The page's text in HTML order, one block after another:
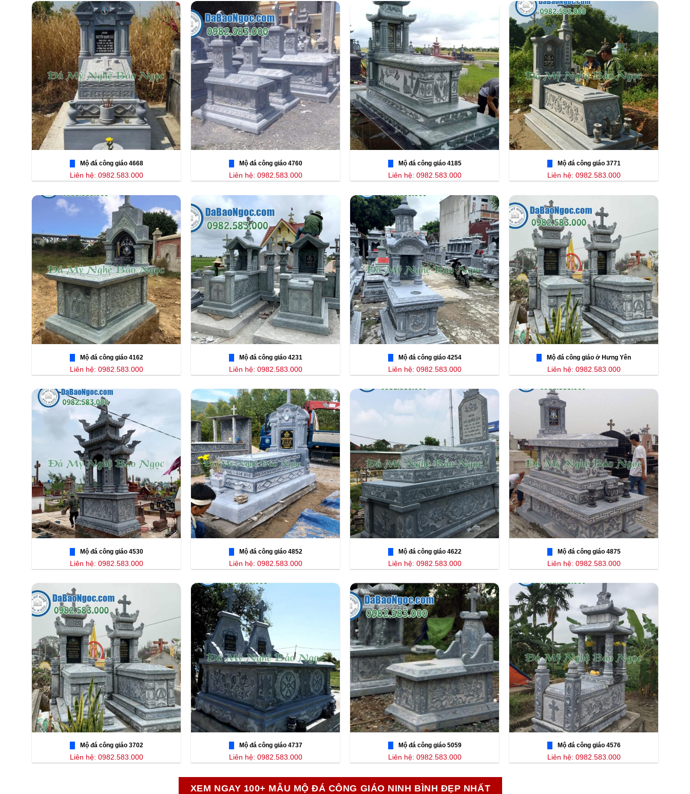
Mộ đá công giáo 4668
Liên hệ: 0982.583.000
Mộ đá công giáo 4760
Liên hệ: 0982.583.000
Mộ đá công giáo 4185
Liên hệ: 0982.583.000
Mộ đá công giáo 3771
Liên hệ: 0982.583.000
Mộ đá công giáo 4162
Liên hệ: 0982.583.000
Mộ đá công giáo 4231
Liên hệ: 0982.583.000
Mộ đá công giáo 4254
Liên hệ: 0982.583.000
Mộ đá công giáo ở Hưng Yên
Liên hệ: 0982.583.000
Mộ đá công giáo 4530
Liên hệ: 0982.583.000
Mộ đá công giáo 4852
Liên hệ: 0982.583.000
Mộ đá công giáo 4622
Liên hệ: 0982.583.000
Mộ đá công giáo 4875
Liên hệ: 0982.583.000
Mộ đá công giáo 3702
Liên hệ: 0982.583.000
Mộ đá công giáo 4737
Liên hệ: 0982.583.000
Mộ đá công giáo 5059
Liên hệ: 0982.583.000
Mộ đá công giáo 4576
Liên hệ: 0982.583.000
XEM NGAY 100+ MẪU MỘ ĐÁ CÔNG GIÁO NINH BÌNH ĐẸP NHẤT